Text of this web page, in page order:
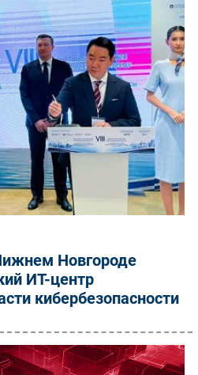
Новгороде
ИТ-центр
кибербезопасности